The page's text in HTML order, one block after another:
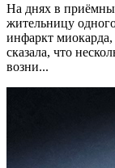
На днях в
жительницу
инфаркт
сказала, что
возни...